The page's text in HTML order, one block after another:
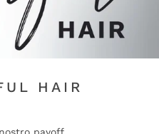
HAIR